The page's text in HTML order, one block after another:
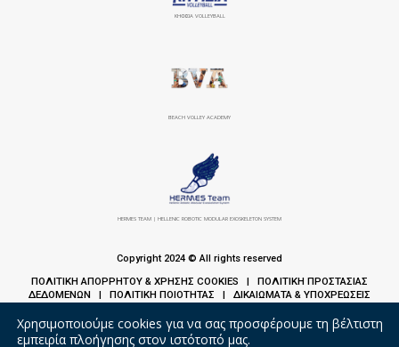
ΚΗΦΙΣΙΆ VOLLEYBALL
BEACH VOLLEY ACADEMY
HERMES TEAM | HELLENIC ROBOTIC MODULAR EXOSKELETON SYSTEM
Copyright 2024 © All rights reserved
ΠΟΛΙΤΙΚΗ ΑΠΟΡΡΗΤΟΥ & ΧΡΗΣΗΣ COOKIES | ΠΟΛΙΤΙΚΗ ΠΡΟΣΤΑΣΙΑΣ
ΔΕΔΟΜΕΝΩΝ | ΠΟΛΙΤΙΚΗ ΠΟΙΟΤΗΤΑΣ | ΔΙΚΑΙΩΜΑΤΑ & ΥΠΟΧΡΕΩΣΕΙΣ
Χρησιμοποιούμε cookies για να σας προσφέρουμε τη βέλτιστη
εμπειρία πλοήγησης στον ιστότοπό μας.